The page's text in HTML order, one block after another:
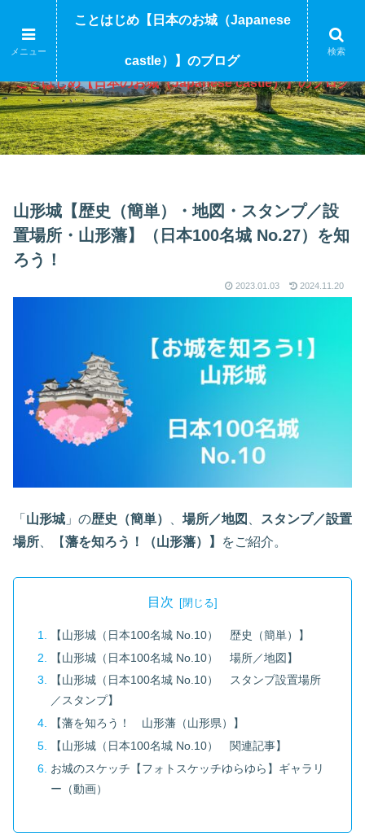
ことはじめ【日本のお城（Japanese castle）】のブログ
山形城【歴史（簡単）・地図・スタンプ／設
置場所・山形藩】（日本100名城 No.27）を知
ろう！
2023.01.03 2024.11.20
「 山形城 」の歴史 （簡単） 場所／地図
スタンプ／設置
場所 、【藩を知ろう！（山形藩）】 をご紹介。
目次
【山形城（日本100名城 No.10） 歴史（簡単）】
【山形城（日本100名城 No.10） 場所／地図】
【山形城（日本100名城 No.10） スタンプ設置場所
／スタンプ】
【藩を知ろう！ 山形藩（山形県）】
【山形城（日本100名城 No.10） 関連記事】
お城のスケッチ【フォトスケッチゆらゆら】ギャラリ
ー（動画）
メニュー
ことはじめ【日本のお城（Japanese
castle）】のブログ
検索